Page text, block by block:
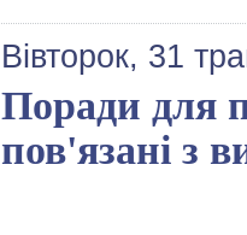
Вівторок, 31
Поради для
пов'язані з